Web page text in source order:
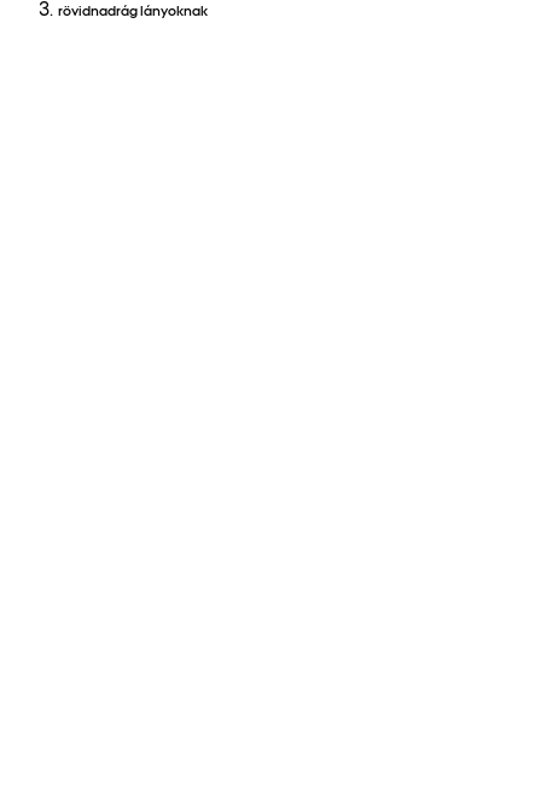
rövidnadrág lányoknak